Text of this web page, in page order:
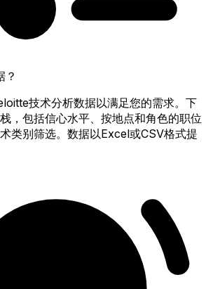
？
技术分析数据以满足您的需求。下
，包括信心水平、按地点和角色的职位
类别筛选。数据以Excel或CSV格式提